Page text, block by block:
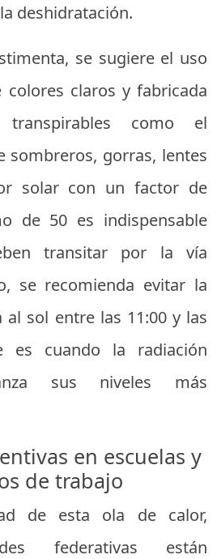
deshidratación.
se sugiere el uso
claros y fabricada
como el
sombreros, gorras, lentes
solar con un factor de
de 50 es indispensable
transitar por la vía
se recomienda evitar la
al sol entre las 11:00 y las
es cuando la radiación
sus niveles más
en escuelas y
de trabajo
de esta ola de calor,
federativas están